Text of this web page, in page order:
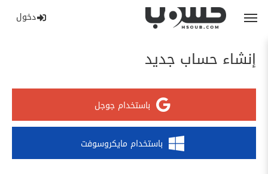
دخول
إنشاء حساب جديد
باستخدام جوجل
باستخدام مايكروسوفت